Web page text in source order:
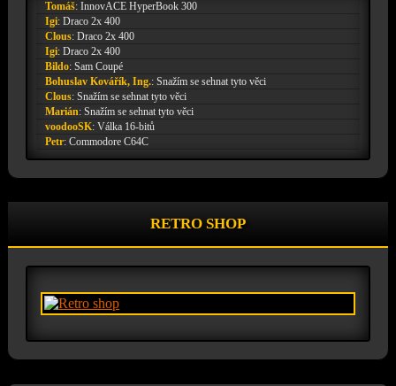
Tomáš: InnovACE HyperBook 300
Igi: Draco 2x 400
Clous: Draco 2x 400
Igi: Draco 2x 400
Bildo: Sam Coupé
Bohuslav Kovářík, Ing.: Snažím se sehnat tyto věci
Clous: Snažím se sehnat tyto věci
Marián: Snažím se sehnat tyto věci
voodooSK: Válka 16-bitů
Petr: Commodore C64C
RETRO SHOP